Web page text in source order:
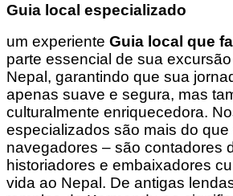
Guia local especializado
um experiente Guia local que
parte essencial de sua
Nepal, garantindo que sua
apenas suave e segura, mas
culturalmente enriquecedora.
especializados são mais do que
navegadores – são contadores
historiadores e embaixadores
vida ao Nepal. De antigas